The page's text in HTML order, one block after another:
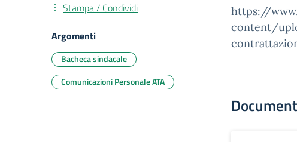
https://
content/
Stampa / Condividi
Argomenti
Bacheca sindacale
Comunicazioni Personale ATA